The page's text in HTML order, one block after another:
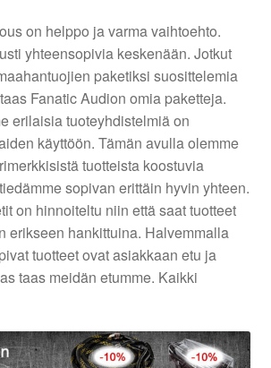
on helppo ja varma vaihtoehto.
yhteensopivia keskenään. Jotkut
paketiksi suosittelemia
Fanatic Audion omia paketteja.
erilaisia tuoteyhdistelmiä on
käyttöön. Tämän avulla olemme
tuotteista koostuvia
sopivan erittäin hyvin yhteen.
on hinnoiteltu niin että saat tuotteet
erikseen hankittuina. Halvemmalla
tuotteet ovat asiakkaan etu ja
taas meidän etumme. Kaikki